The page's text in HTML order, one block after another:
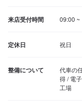
来店受付時間 09:00 ~
定休日 祝日
整備について
代車の
得 / 電
工場